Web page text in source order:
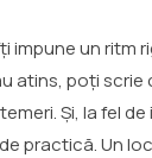
un ritm
atins, poți scrie
Și, la fel
practică. Un